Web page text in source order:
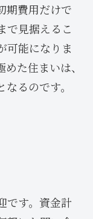
期費用だけで
で見据えるこ
可能になりま
た住まいは、
るのです。
です。資金計